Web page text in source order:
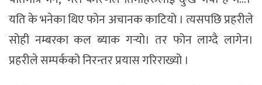
यति के भनेका थिए फोन अचानक काटियो । त्यसपछि प्रहरीले
सोही नम्बरका कल ब्याक गर्‍यो। तर फोन लाग्दै लागेन।
प्रहरीले सम्पर्कको निरन्तर प्रयास गरिराख्यो ।